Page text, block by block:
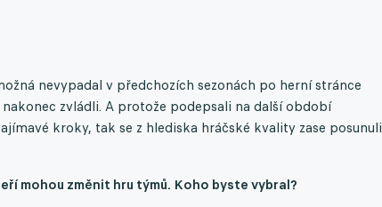
nevypadal v předchozích sezonách po herní stránce
zvládli. A protože podepsali na další období
kroky, tak se z hlediska hráčské kvality zase posunuli
mohou změnit hru týmů. Koho byste vybral?